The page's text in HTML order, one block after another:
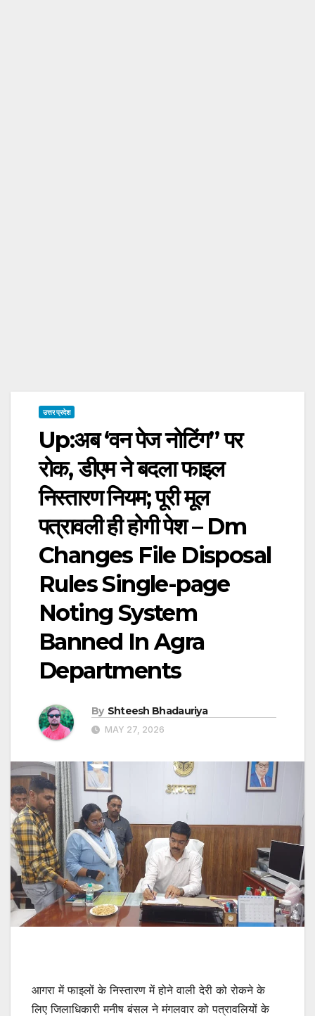
उत्तर प्रदेश
Up:अब ‘वन पेज नोटिंग’’ पर
रोक, डीएम ने बदला फाइल
निस्तारण नियम; पूरी मूल
पत्रावली ही होगी पेश – Dm
Changes File Disposal
Rules Single-page
Noting System
Banned In Agra
Departments
By Shteesh Bhadauriya
MAY 27, 2026
आगरा में फाइलों के निस्तारण में होने वाली देरी को रोकने के
लिए जिलाधिकारी मनीष बंसल ने मंगलवार को पत्रावलियों के